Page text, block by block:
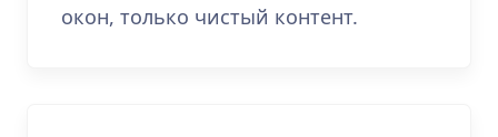
окон, только чистый контент.